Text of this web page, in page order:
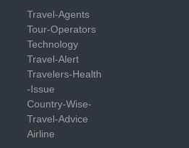
Travel-Agents
Tour-Operators
Technology
Travel-Alert
Travelers-Health
-Issue
Country-Wise-
Travel-Advice
Airline